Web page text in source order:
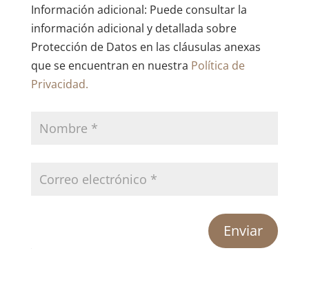
Información adicional: Puede consultar la
información adicional y detallada sobre
Protección de Datos en las cláusulas anexas
que se encuentran en nuestra Política de
Privacidad.
Enviar